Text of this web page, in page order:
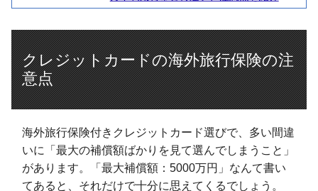
クレジットカードの海外旅行保険の注
意点
海外旅行保険付きクレジットカード選びで、多い間違
いに「最大の補償額ばかりを見て選んでしまうこと」
があります。「最大補償額：5000万円」なんて書い
てあると、それだけで十分に思えてくるでしょう。